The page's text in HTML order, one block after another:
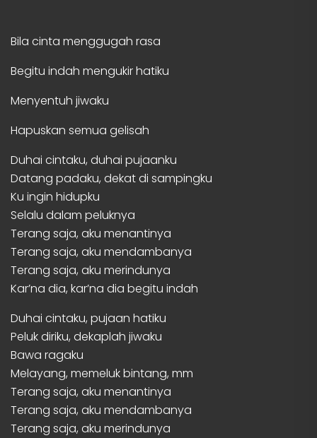
Bila cinta menggugah rasa
Begitu indah mengukir hatiku
Menyentuh jiwaku
Hapuskan semua gelisah
Duhai cintaku, duhai pujaanku
Datang padaku, dekat di sampingku
Ku ingin hidupku
Selalu dalam peluknya
Terang saja, aku menantinya
Terang saja, aku mendambanya
Terang saja, aku merindunya
Kar’na dia, kar’na dia begitu indah
Duhai cintaku, pujaan hatiku
Peluk diriku, dekaplah jiwaku
Bawa ragaku
Melayang, memeluk bintang, mm
Terang saja, aku menantinya
Terang saja, aku mendambanya
Terang saja, aku merindunya